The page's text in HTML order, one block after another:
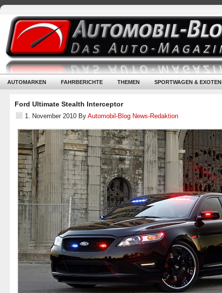
AUTOMARKEN FAHRBERICHTE THEMEN SPORTWAGEN & EXOTEN
Ford Ultimate Stealth Interceptor
1. November 2010 By Automobil-Blog News-Redaktion